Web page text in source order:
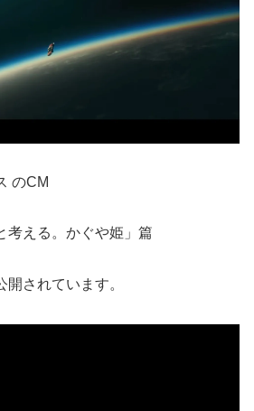
のCM
考える。かぐや姫」篇
されています。